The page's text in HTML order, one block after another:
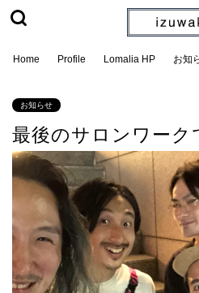
Home Profile Lomalia HP お知
お知らせ
最後のサロンワーク